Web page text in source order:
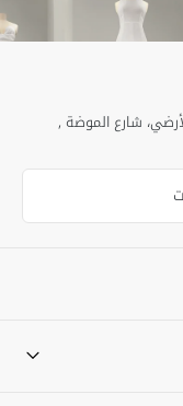
شارع الموضة